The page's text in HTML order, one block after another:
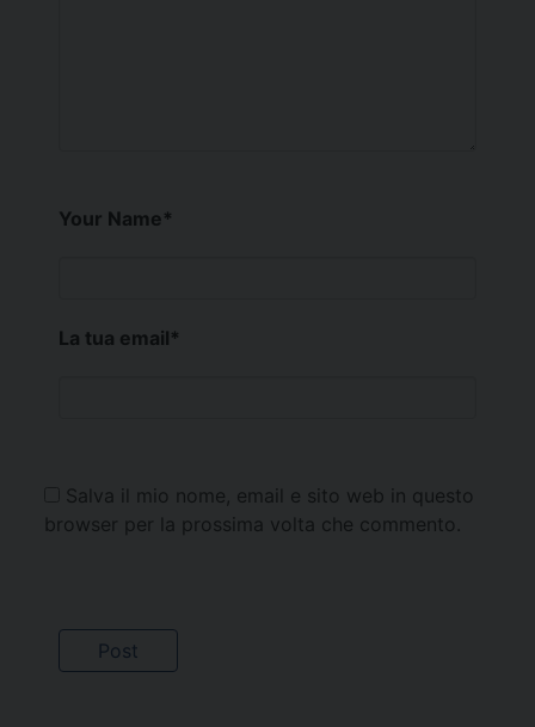
Your Name*
La tua email*
Salva il mio nome, email e sito web in questo
browser per la prossima volta che commento.